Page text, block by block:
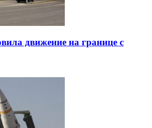
движение на границе с